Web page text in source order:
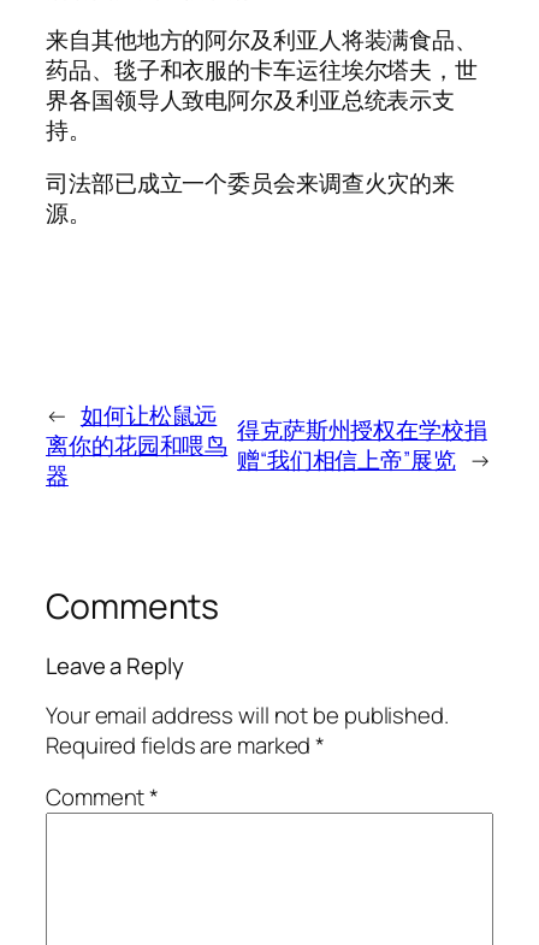
来自其他地方的阿尔及利亚人将装满食品、
药品、毯子和衣服的卡车运往埃尔塔夫，世
界各国领导人致电阿尔及利亚总统表示支
持。
司法部已成立一个委员会来调查火灾的来
源。
← 如何让松鼠远
离你的花园和喂鸟
器
得克萨斯州授权在学校捐
赠“我们相信上帝”展览 →
Comments
Leave a Reply
Your email address will not be published.
Required fields are marked*
Comment*